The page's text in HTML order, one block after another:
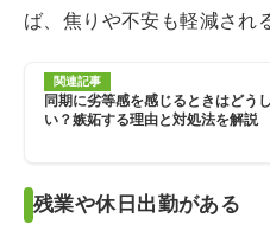
ば、焦りや不安も軽減され
関連記事
同期に劣等感を感じるときはどう
い？嫉妬する理由と対処法を解説
残業や休日出勤がある